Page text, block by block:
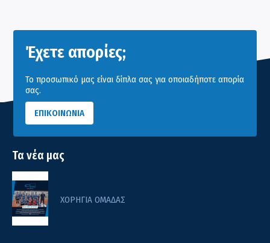
Έχετε απορίες;
Το προσωπικό μας είναι δίπλα σας για οποιαδήποτε απορία
σας.
ΕΠΙΚΟΙΝΩΝΙΑ
Τα νέα μας
ΧΟΡΗΓΙΑ ΟΜΑΔΑΣ